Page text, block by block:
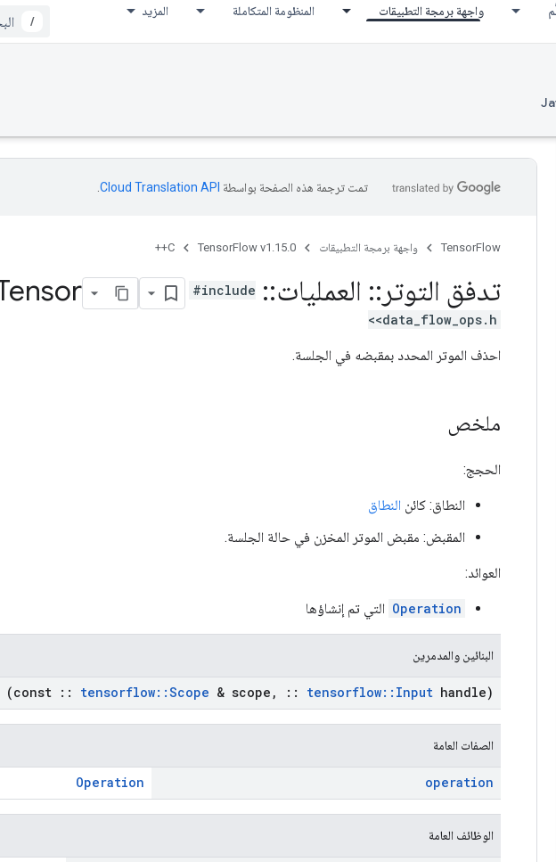
واجهة برمجة التطبيقات المنظومة المتكاملة المزيد
/
تمت ترجمة هذه الصفحة بواسطة Cloud Translation API‏
TensorFlow واجهة برمجة التطبيقات TensorFlow v1.15.0
C++
تدفق التوتر :: العمليات::
#include
<data_flow_ops.h>
احذف الموتر المحدد بمقبضه في الجلسة.
ملخص
الحجج:
النطاق: كائن النطاق
المقبض: مقبض الموتر المخزن في حالة الجلسة.
العوائد:
Operation التي تم إنشاؤها
البنائين والمدمرين
(const :: tensorflow::Scope & scope , :: tensorflow:: Input handle)
الصفات العامة
operation
Operation
الوظائف العامة